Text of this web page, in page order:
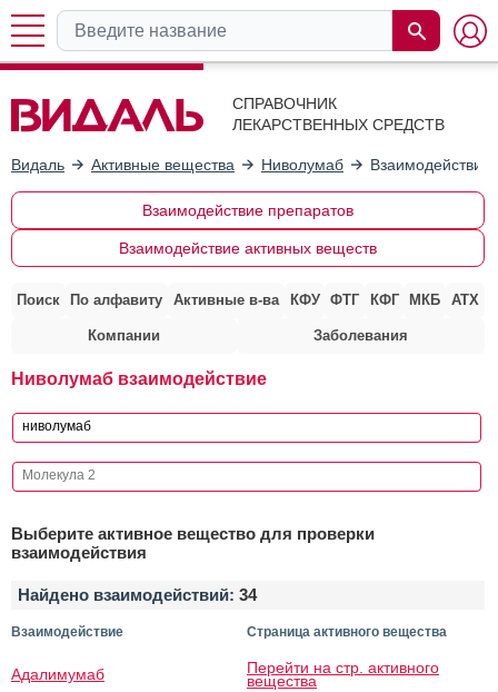
СПРАВОЧНИК
ЛЕКАРСТВЕННЫХ СРЕДСТВ
Видаль Активные вещества Ниволумаб
Взаимодействие препаратов
Взаимодействие активных веществ
Поиск По алфавиту Активные в-ва КФУ ФТГ КФГ МКБ АТХ
Компании Заболевания
Ниволумаб взаимодействие
Выберите активное вещество для проверки
взаимодействия
Найдено взаимодействий: 34
Взаимодействие Страница активного вещества
Адалимумаб Перейти на стр. активного
вещества